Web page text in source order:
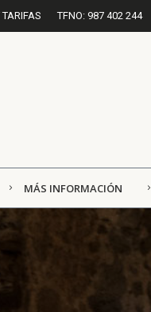
TFNO: 987 402 244
MÁS INFORMACIÓN